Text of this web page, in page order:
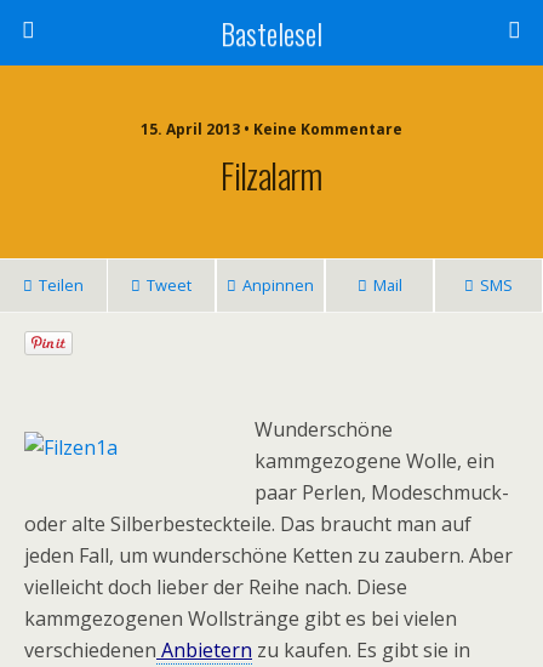
Bastelesel
15. April 2013 • Keine Kommentare
Filzalarm
Teilen Tweet Anpinnen Mail SMS
Wunderschöne
kammgezogene Wolle, ein
paar Perlen, Modeschmuck-
oder alte Silberbesteckteile. Das braucht man auf
jeden Fall, um wunderschöne Ketten zu zaubern. Aber
vielleicht doch lieber der Reihe nach. Diese
kammgezogenen Wollstränge gibt es bei vielen
verschiedenen Anbietern zu kaufen. Es gibt sie in